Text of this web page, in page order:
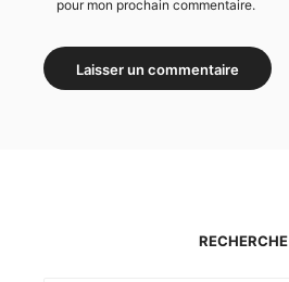
pour mon prochain commentaire.
RECHERCHE